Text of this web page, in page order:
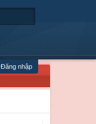
Đăng nhập